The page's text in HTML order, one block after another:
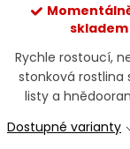
skladem
Rychle rostoucí,
stonková rostlina
listy a
zbarvením,
i pozadí
Dostupné varianty